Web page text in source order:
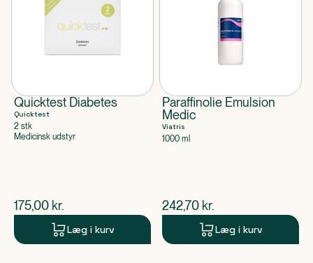
Quicktest Diabetes
Quicktest
2 stk
Medicinsk udstyr
$nuværende pris
175,00 kr.
Læg i kurv
Paraffinolie Emulsion
Medic
Viatris
1000 ml
$nuværende pris
242,70 kr.
Læg i kurv